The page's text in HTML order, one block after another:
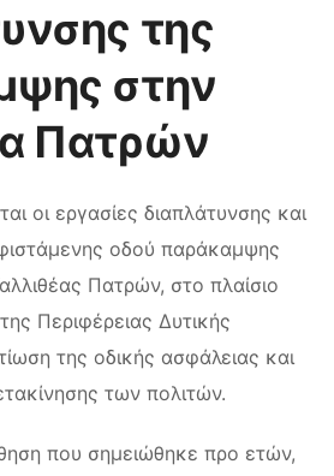
της
στην
Πατρών
οι εργασίες διαπλάτυνσης και
οδού παράκαμψης
Πατρών, στο πλαίσιο
Περιφέρειας Δυτικής
της οδικής ασφάλειας και
των πολιτών.
που σημειώθηκε προ ετών,